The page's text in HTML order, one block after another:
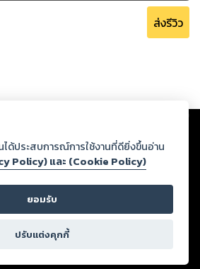
ส่งรีวิว
ดผ่านเว็บไซต์และปรากฏว่าละเมิดสิทธิใน
นหรือขัดต่อกฎหมายและศีลธรรม ดังนั้น ผู้อ่าน
ารกลั่นกรองด้วยตนเอง และหากท่านพบว่าส่วน
ลธรรม กรุณาแจ้งมายังบริษัท เพื่อทีมงานจะได้
ตอรี่ล็อกขอสงวนลิขสิทธิ์ตามพระราชบัญญัติ
ได้ประสบการณ์การใช้งานที่ดียิ่งขึ้นอ่าน
Policy) และ (Cookie Policy)
ยอมรับ
ปรับแต่งคุกกี้